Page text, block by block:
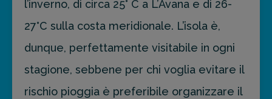
l’inverno, di circa 25° C a L’Avana e di 26-
27°C sulla costa meridionale. L’isola è,
dunque, perfettamente visitabile in ogni
stagione, sebbene per chi voglia evitare il
rischio pioggia è preferibile organizzare il